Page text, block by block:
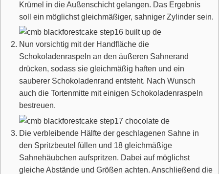
Krümel in die Außenschicht gelangen. Das Ergebnis
soll ein möglichst gleichmäßiger, sahniger Zylinder sein.
Nun vorsichtig mit der Handfläche die
Schokoladenraspeln an den äußeren Sahnerand
drücken, sodass sie gleichmäßig haften und ein
sauberer Schokoladenrand entsteht. Nach Wunsch
auch die Tortenmitte mit einigen Schokoladenraspeln
bestreuen.
Die verbleibende Hälfte der geschlagenen Sahne in
den Spritzbeutel füllen und 18 gleichmäßige
Sahnehäubchen aufspritzen. Dabei auf möglichst
gleiche Abstände und Größen achten. Anschließend die